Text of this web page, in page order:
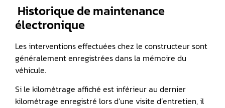
️ Historique de maintenance
électronique
Les interventions effectuées chez le constructeur sont
généralement enregistrées dans la mémoire du
véhicule.
Si le kilométrage affiché est inférieur au dernier
kilométrage enregistré lors d’une visite d’entretien, il